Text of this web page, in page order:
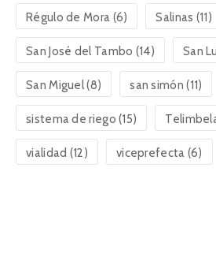
Régulo de Mora (6) Salinas (11)
San José del Tambo (14) San
San Miguel(8) san simón (11)
sistema de riego (15)
vialidad (12) viceprefecta (6)